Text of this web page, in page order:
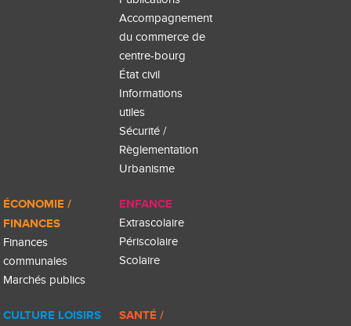
Accompagnement
du commerce de
centre-bourg
État civil
Informations
utiles
Sécurité /
Règlementation
Urbanisme
ÉCONOMIE /
FINANCES
Finances
communales
Marchés publics
ENFANCE
Extrascolaire
Périscolaire
Scolaire
CULTURE LOISIRS
SANTÉ /